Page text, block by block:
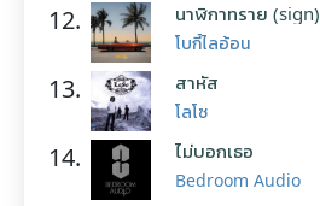
12. นาฬิกาทราย (sign)
โบกี้ไลอ้อน
13. สาหัส
โลโซ
14. ไม่บอกเธอ
Bedroom Audio